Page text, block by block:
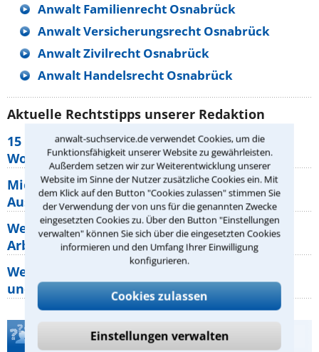
anwalt-suchservice.de verwendet Cookies, um die
Funktionsfähigkeit unserer Website zu gewährleisten.
Außerdem setzen wir zur Weiterentwicklung unserer
Website im Sinne der Nutzer zusätzliche Cookies ein. Mit
dem Klick auf den Button "Cookies zulassen" stimmen Sie
der Verwendung der von uns für die genannten Zwecke
eingesetzten Cookies zu. Über den Button "Einstellungen
verwalten" können Sie sich über die eingesetzten Cookies
informieren und den Umfang Ihrer Einwilligung
konfigurieren.
Cookies zulassen
Einstellungen verwalten
Anwalt Familienrecht Osnabrück
Anwalt Versicherungsrecht Osnabrück
Anwalt Zivilrecht Osnabrück
Anwalt Handelsrecht Osnabrück
Aktuelle Rechtstipps unserer Redaktion
15 elementare Rechte, die jeder
Wohnungseigentümer kennen sollte
Mietpreisbremse 2026: Alle Regeln,
Ausnahmen und Rechte für Mieter
Welche Regeln für Teilnahme, Urlaub,
Arbeitszeit gelten beim
Welche Rechte hat der Käufer eines Pferdes
und wie macht man sie
Teste Dein Rechtswissen